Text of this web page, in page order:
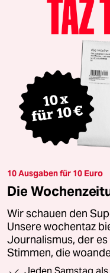
10 Ausgaben für 10 Euro
Die
Wir schauen den
Unsere wochentaz
Journalismus, der
Stimmen, die